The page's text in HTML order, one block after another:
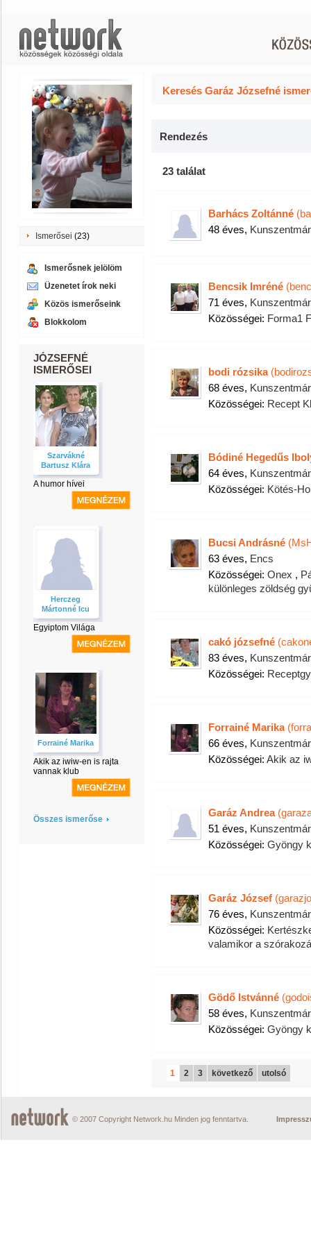
Ismerősei (23)
Ismerősnek jelölöm
Üzenetet írok neki
Közös ismerőseink
Blokkolom
JÓZSEFNÉ
ISMERŐSEI
Szarvákné
Bartusz Klára
A humor hívei
Herczeg
Mártonné Icu
Egyiptom Világa
Forrainé Marika
Akik az iwiw-en is rajta
vannak klub
Összes ismerőse
Keresés Garáz Józsefné
Rendezés
23 találat
Barhács Zoltánné
48 éves,
Bencsik Imréné
71 éves,
Közösségei: Forma1
bodi rózsika
68 éves,
Közösségei: Recept
Bódiné Hegedűs
64 éves,
Közösségei: Kötés-
Bucsi Andrásné
63 éves, Encs
Közösségei: Onex ,
különleges zöldség
cakó józsefné
83 éves,
Közösségei:
Forrainé Marika
66 éves,
Közösségei: Akik az
Garáz Andrea
51 éves,
Közösségei: Gyöngy
Garáz József
76 éves,
Közösségei:
valamikor a
Gödő Istvánné
58 éves,
Közösségei: Gyöngy
1 2 3 következő utolsó
© 2007 Copyright Network.hu Minden jog fenntartva.